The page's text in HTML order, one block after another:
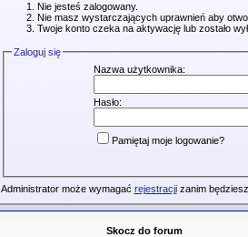
Nie jesteś zalogowany.
Nie masz wystarczających uprawnień aby
Twoje konto czeka na aktywację lub zostało
Zaloguj się
Nazwa użytkownika:
Hasło:
Pamiętaj moje logowanie?
Administrator może wymagać rejestracjizanim
Skocz do forum